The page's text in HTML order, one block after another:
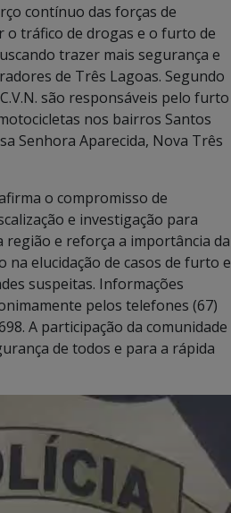
contínuo das forças de
o tráfico de drogas e o furto de
trazer mais segurança e
de Três Lagoas. Segundo
são responsáveis pelo furto
nos bairros Santos
Senhora Aparecida, Nova Três
o compromisso de
e investigação para
região e reforça a importância da
na elucidação de casos de furto e
suspeitas. Informações
pelos telefones (67)
A participação da comunidade
de todos e para a rápida